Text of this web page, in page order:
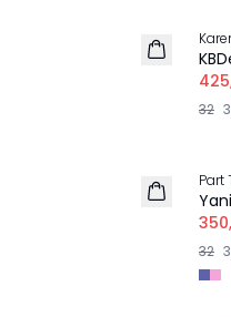
32
Part
32